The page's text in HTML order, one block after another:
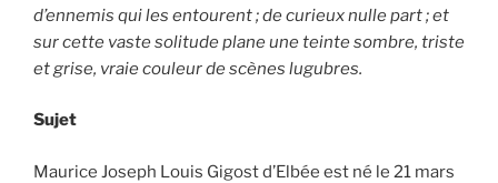
d’ennemis qui les entourent ; de curieux nulle part ; et
sur cette vaste solitude plane une teinte sombre, triste
et grise, vraie couleur de scènes lugubres.
Sujet
Maurice Joseph Louis Gigost d’Elbée est né le 21 mars